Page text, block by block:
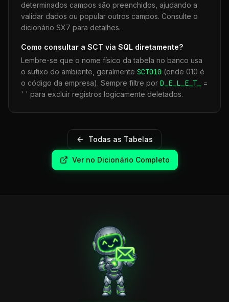
determinados campos são preenchidos, ajudando a
validar dados ou popular outros campos. Consulte o
dicionário SX7 para detalhes.
Como consultar a SCT via SQL diretamente?
Lembre-se que o nome físico da tabela no banco usa
o sufixo do ambiente, geralmente SCT010 (onde 010 é
o código da empresa). Sempre filtre por D_E_L_E_T_
=
' ' para excluir registros logicamente deletados.
Todas as Tabelas
Ver no Dicionário Completo